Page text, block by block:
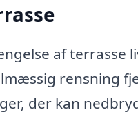
af terrasse
rensning
der kan